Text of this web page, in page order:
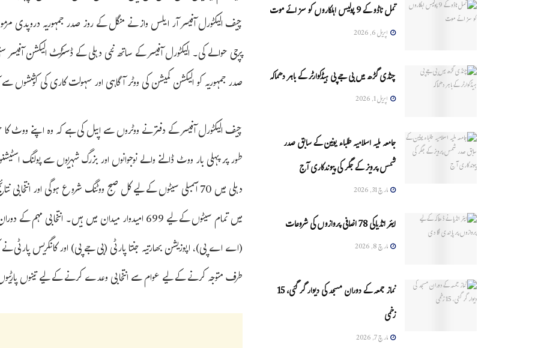
چیف الیکٹورل آفیسر آر ایلس واز نے منگل کے روز صدر جمہوریہ دروپدی
پرچی حوالے کی۔ الیکٹورل آفیسر کے ساتھ نئی دہلی کے ڈسٹرکٹ الیکشن
صدر جمہوریہ کو الیکشن کمیشن کی ووٹر آگاہی اور سہولت کاری کی کوششوں سے
چیف الیکٹورل آفیسر کے دفتر نے ووٹروں سے اپیل کی ہے کہ وہ اپنے ووٹ
طور پر پہلی بار ووٹ ڈالنے والے نوجوانوں اور بزرگ شہریوں سے پولنگ
میں تمام سیٹوں کے لیے 699 امیدوار میدان میں ہیں۔
(اے اے پی)، اپوزیشن بھارتیہ جنتا پارٹی (بی جے پی) اور کانگریس
طرف متوجہ کرنے کے لیے عوام سے انتخابی وعدے کرنے کے لیے تینوں
تمل ناڈو کے 9 پولیس اہلکاروں کو سزائے موت
اپریل 6, 2026
چنڈی گڑھ میں بی جے پی ہیڈکوارٹر کے باہر دھماکہ
اپریل 1, 2026
جامعہ ملیہ اسلامیہ طلباء یونین کے سابق صدر
شمس پرویز کے جگر کی پیوندکاری آج
مارچ 31, 2026
ایئر انڈیاکی 78 اضافی پروازوں کی شروعات
مارچ 8, 2026
نماز جمعہ کے دوران مسجد کی دیوار گر گئی، 15
زخمی
مارچ 7, 2026